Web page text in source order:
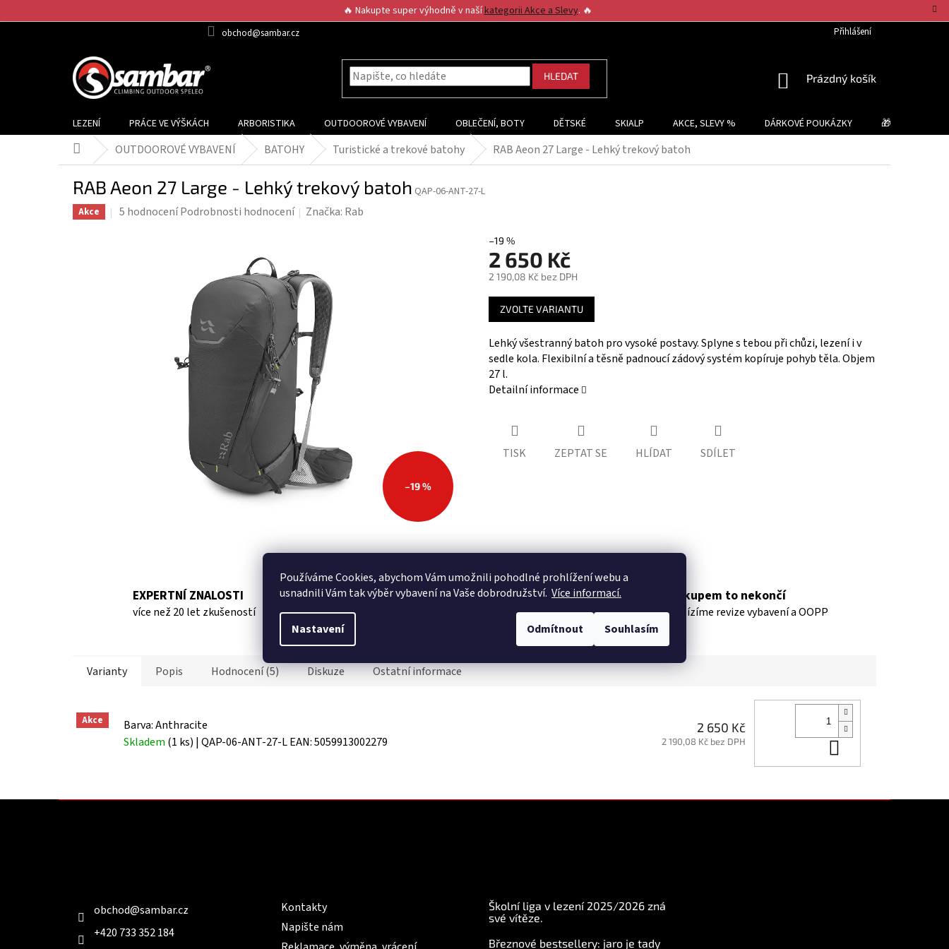
Používáme Cookies, abychom Vámumožnili pohodlné prohlížení webu a
usnadnili Vám tak výběr vybavení na Vaše dobrodružství. Více informací.
Nastavení Odmítnout Souhlasím
na
🔥 Nakupte super výhodně v našíkategorii Akce a Slevy. 🔥
obchod@sambar.cz Přihlášení
HLEDAT
NÁKUPNÍ
Prázdný košík
LEZENÍ PRÁCE VE VÝŠKÁCH ARBORISTIKA OUTDOOROVÉ VYBAVENÍ OBLEČENÍ, BOTY DĚTSKÉ SKIALP AKCE, SLEVY % DÁRKOVÉ POUKÁZKY 🎁 TIPY NA
Domů OUTDOOROVÉ VYBAVENÍ BATOHY Turistické a trekové batohy RAB Aeon 27 Large - Lehký trekový batoh
RAB Aeon 27 Large - Lehký trekový batoh QAP-06-ANT-27-L
Akce
Průměrné
5 hodnocení Podrobnosti hodnocení Značka: Rab
–19 %
–19 %
2 650 Kč
2 190,08 Kč bez DPH
Měrná
cena:
ZVOLTE VARIANTU
Lehký všestranný batoh pro vysoké postavy. Splyne s tebou při chůzi, lezení i v
sedle kola. Flexibilní a těsně padnoucí zádový systém kopíruje pohyb těla. Objem
27 l.
Detailní informace
TISK ZEPTAT SE HLÍDAT SDÍLET
EXPERTNÍ ZNALOSTI
více než 20 let zkušeností
Tvoříme komunitu
podporujeme lezecké a sportovní oddíly
Nákupem to nekončí
nabízíme revize vybavení a OOPP
Varianty Popis Hodnocení (5) Diskuze Ostatní informace
Akce
Barva: Anthracite
Skladem (1 ks) | QAP-06-ANT-27-LEAN:5059913002279
2 650 Kč
2 190,08 Kč bez DPH
obchod@sambar.cz
+420 733 352 184
Kontakty
Napište nám
Školní liga v lezení 2025/2026 zná
své vítěze.
Březnové bestsellery: jaro je tady